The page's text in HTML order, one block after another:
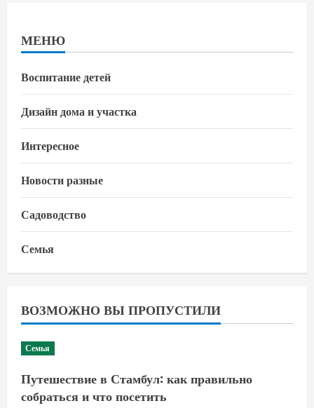
МЕНЮ
Воспитание детей
Дизайн дома и участка
Интересное
Новости разные
Садоводство
Семья
ВОЗМОЖНО ВЫ ПРОПУСТИЛИ
Семья
Путешествие в Стамбул: как правильно
собраться и что посетить